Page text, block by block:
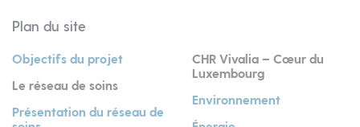
Plan du site
Objectifs du projet
Le réseau de soins
Présentation du réseau de
CHR Vivalia – Cœur du
Luxembourg
Environnement